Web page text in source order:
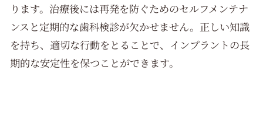
ります。治療後には再発を防ぐためのセルフメンテナ
ンスと定期的な歯科検診が欠かせません。正しい知識
を持ち、適切な行動をとることで、インプラントの長
期的な安定性を保つことができます。